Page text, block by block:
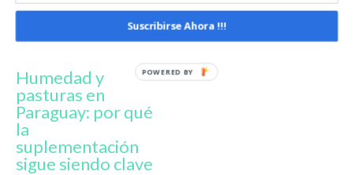
Humedad y
pasturas en
Paraguay: por qué
la
suplementación
sigue siendo clave
Suscribirse Ahora !!!